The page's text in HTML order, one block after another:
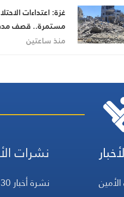
غزة: اعتداءات
مستمرة.. قصف
وإطلاق نار في
منذ ساعتين
نشرات
نشرة أخبار 19:30